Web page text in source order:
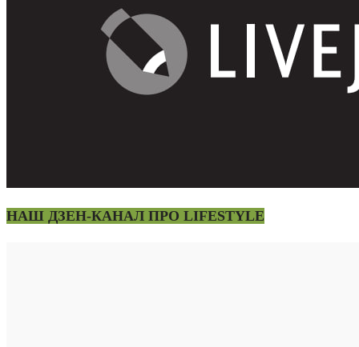
НАШ ДЗЕН-КАНАЛ ПРО LIFESTYLE